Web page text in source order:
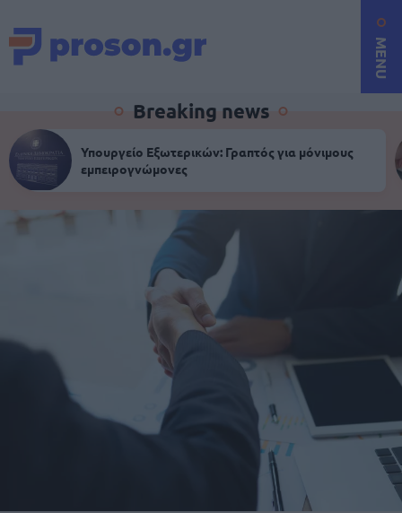
MENU
Breaking news
Υπουργείο Εξωτερικών: Γραπτός για μόνιμους
εμπειρογνώμονες